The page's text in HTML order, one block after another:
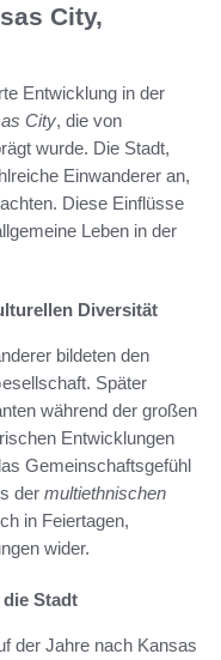
City,
Entwicklung in der
City, die von
wurde. Die Stadt,
Einwanderer an,
Diese Einflüsse
Leben in der
Diversität
bildeten den
Später
während der großen
Entwicklungen
Gemeinschaftsgefühl
der multiethnischen
in Feiertagen,
wider.
Stadt
der Jahre nach Kansas